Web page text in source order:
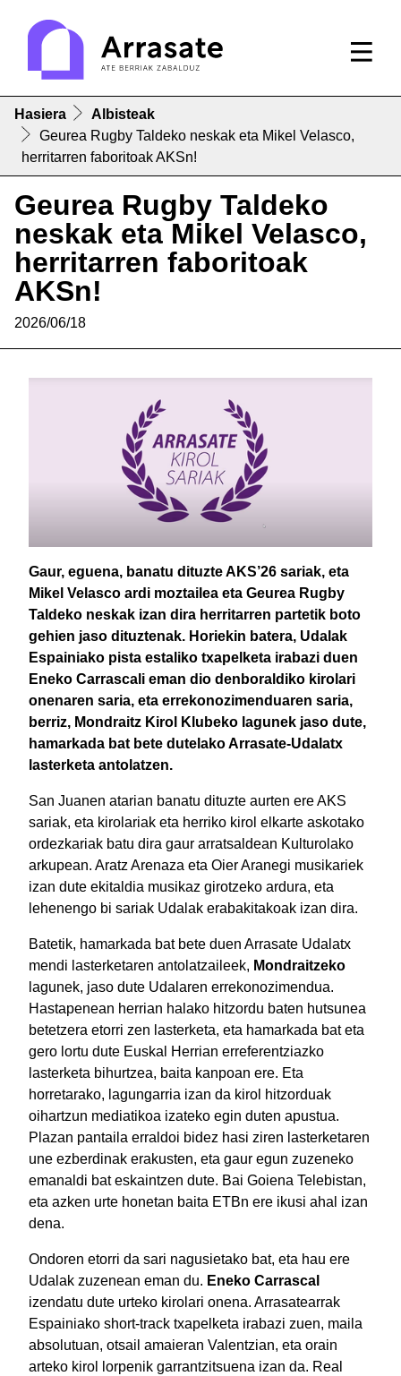
Hasiera
Albisteak
Geurea Rugby Taldeko neskak eta Mikel Velasco,
herritarren faboritoak AKSn!
Geurea Rugby Taldeko
neskak eta Mikel Velasco,
herritarren faboritoak
AKSn!
2026/06/18
Gaur, eguena, banatu dituzte AKS’26 sariak, eta
Mikel Velasco ardi moztailea eta Geurea Rugby
Taldeko neskak izan dira herritarren partetik boto
gehien jaso dituztenak. Horiekin batera, Udalak
Espainiako pista estaliko txapelketa irabazi duen
Eneko Carrascali eman dio denboraldiko kirolari
onenaren saria, eta errekonozimenduaren saria,
berriz, Mondraitz Kirol Klubeko lagunek jaso dute,
hamarkada bat bete dutelako Arrasate-Udalatx
lasterketa antolatzen.
San Juanen atarian banatu dituzte aurten ere AKS
sariak, eta kirolariak eta herriko kirol elkarte askotako
ordezkariak batu dira gaur arratsaldean Kulturolako
arkupean. Aratz Arenaza eta Oier Aranegi musikariek
izan dute ekitaldia musikaz girotzeko ardura, eta
lehenengo bi sariak Udalak erabakitakoak izan dira.
Batetik, hamarkada bat bete duen Arrasate Udalatx
mendi lasterketaren antolatzaileek, Mondraitzeko
lagunek, jaso dute Udalaren errekonozimendua.
Hastapenean herrian halako hitzordu baten hutsunea
betetzera etorri zen lasterketa, eta hamarkada bat eta
gero lortu dute Euskal Herrian erreferentziazko
lasterketa bihurtzea, baita kanpoan ere. Eta
horretarako, lagungarria izan da kirol hitzorduak
oihartzun mediatikoa izateko egin duten apustua.
Plazan pantaila erraldoi bidez hasi ziren lasterketaren
une ezberdinak erakusten, eta gaur egun zuzeneko
emanaldi bat eskaintzen dute. Bai Goiena Telebistan,
eta azken urte honetan baita ETBn ere ikusi ahal izan
dena.
Ondoren etorri da sari nagusietako bat, eta hau ere
Udalak zuzenean eman du. Eneko Carrascal
izendatu dute urteko kirolari onena. Arrasatearrak
Espainiako short-track txapelketa irabazi zuen, maila
absolutuan, otsail amaieran Valentzian, eta orain
arteko kirol lorpenik garrantzitsuena izan da. Real